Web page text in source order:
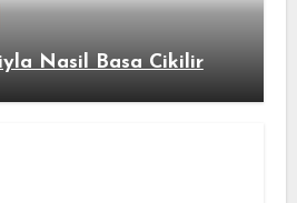
Nasil Basa Cikilir